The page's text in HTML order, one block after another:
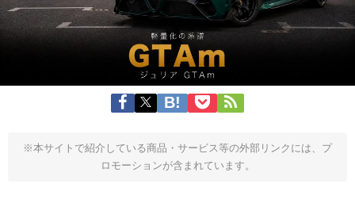
※本サイトで紹介している商品・サービス等の外部リンクには、プ
ロモーションが含まれています。